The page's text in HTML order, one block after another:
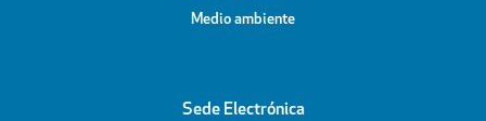
Medio ambiente
Sede Electrónica